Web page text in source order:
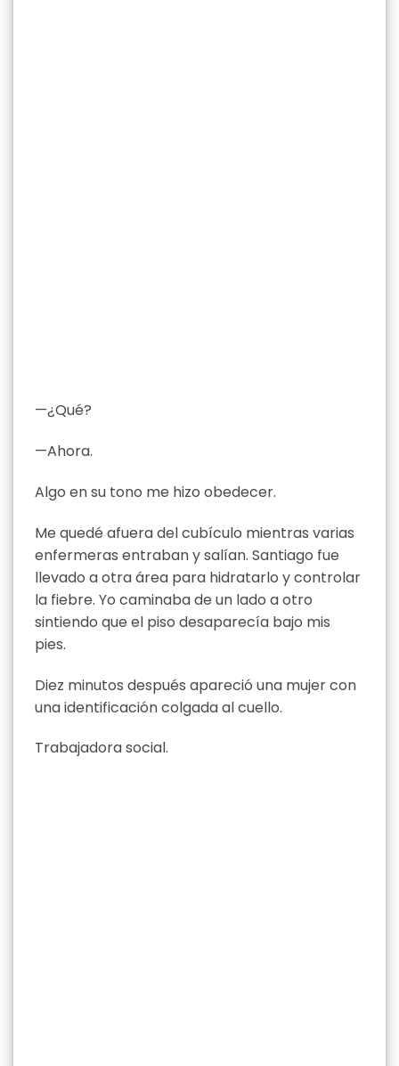
—¿Qué?
—Ahora.
Algo en su tono me hizo obedecer.
Me quedé afuera del cubículo mientras varias
enfermeras entraban y salían. Santiago fue
llevado a otra área para hidratarlo y controlar
la fiebre. Yo caminaba de un lado a otro
sintiendo que el piso desaparecía bajo mis
pies.
Diez minutos después apareció una mujer con
una identificación colgada al cuello.
Trabajadora social.